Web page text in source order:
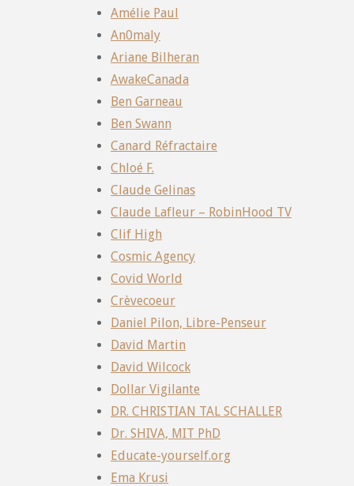
Amélie Paul
An0maly
Ariane Bilheran
AwakeCanada
Ben Garneau
Ben Swann
Canard Réfractaire
Chloé F.
Claude Gelinas
Claude Lafleur – RobinHood TV
Clif High
Cosmic Agency
Covid World
Crèvecoeur
Daniel Pilon, Libre-Penseur
David Martin
David Wilcock
Dollar Vigilante
DR. CHRISTIAN TAL SCHALLER
Dr. SHIVA, MIT PhD
Educate-yourself.org
Ema Krusi